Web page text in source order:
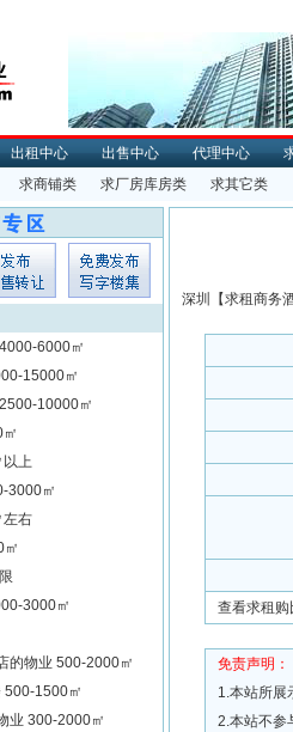
出租中心 出售中心 代理中心
求商铺类 求厂房库房类 求其它类
深圳【求租商务
查看求租购
免责声明：
1.本站所展
2.本站不参
4000-6000㎡
15000㎡
2500-10000㎡
以上
3000㎡
左右
3000㎡
的物业 500-2000㎡
500-1500㎡
业 300-2000㎡